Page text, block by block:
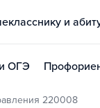
и
ОГЭ
220008